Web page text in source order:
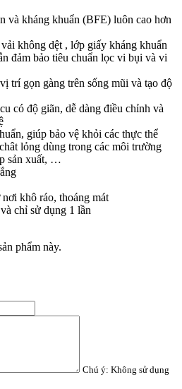
và kháng khuẩn (BFE) luôn cao hơn
không dệt , lớp giấy kháng khuẩn
đảm bảo tiêu chuẩn lọc vi bụi và vi
trí gọn gàng trên sống mũi và tạo độ
có độ giãn, dễ dàng điều chỉnh và
giúp bảo vệ khỏi các thực thể
lỏng dùng trong các môi trường
sản xuất, …
khô ráo, thoáng mát
chỉ sử dụng 1 lần
phẩm này.
Chú ý: Không sử dụng